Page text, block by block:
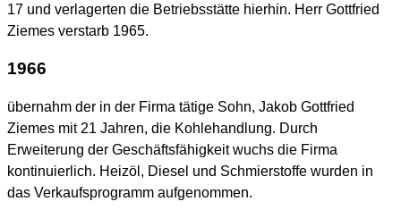
17 und verlagerten die Betriebsstätte hierhin. Herr Gottfried
Ziemes verstarb 1965.
1966
übernahm der in der Firma tätige Sohn, Jakob Gottfried
Ziemes mit 21 Jahren, die Kohlehandlung. Durch
Erweiterung der Geschäftsfähigkeit wuchs die Firma
kontinuierlich. Heizöl, Diesel und Schmierstoffe wurden in
das Verkaufsprogramm aufgenommen.